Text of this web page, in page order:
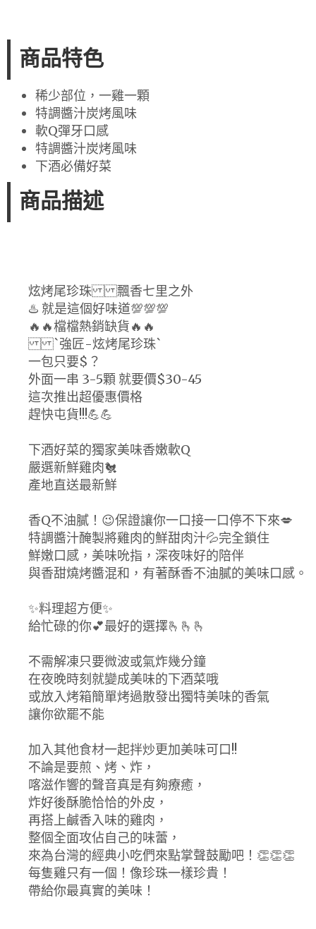
商品特色
稀少部位，一雞一顆
特調醬汁炭烤風味
軟Q彈牙口感
特調醬汁炭烤風味
下酒必備好菜
商品描述
炫烤尾珍珠 飄香七里之外
♨️ 就是這個好味道💯💯💯
🔥🔥檔檔熱銷缺貨🔥🔥
`強匠-炫烤尾珍珠`
一包只要$？
外面一串 3-5顆 就要價$30-45
這次推出超優惠價格
趕快屯貨!!!💪💪
下酒好菜的獨家美味香嫩軟Q
嚴選新鮮雞肉🐔
產地直送最新鮮
香Q不油膩！😉保證讓你一口接一口停不下來💋
特調醬汁醃製將雞肉的鮮甜肉汁💦完全鎖住
鮮嫩口感，美味吮指，深夜味好的陪伴
與香甜燒烤醬混和，有著酥香不油膩的美味口感。
✨料理超方便✨
給忙碌的你💕最好的選擇🫰🫰🫰
不需解凍只要微波或氣炸幾分鐘
在夜晚時刻就變成美味的下酒菜哦
或放入烤箱簡單烤過散發出獨特美味的香氣
讓你欲罷不能
加入其他食材一起拌炒更加美味可口!!
不論是要煎、烤、炸，
喀滋作響的聲音真是有夠療癒，
炸好後酥脆恰恰的外皮，
再搭上鹹香入味的雞肉，
整個全面攻佔自己的味蕾，
來為台灣的經典小吃們來點掌聲鼓勵吧！👏👏👏
每隻雞只有一個！像珍珠一樣珍貴！
帶給你最真實的美味！